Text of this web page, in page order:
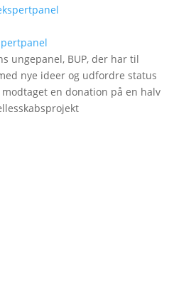
ungepanel, BUP, der har til
nye ideer og udfordre status
en donation på en halv